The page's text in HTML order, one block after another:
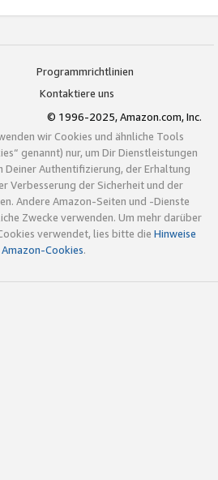
Programmrichtlinien
Kontaktiere uns
© 1996-2025, Amazon.com, Inc.
wir Cookies und ähnliche Tools
genannt) nur, um Dir Dienstleistungen
Deiner Authentifizierung, der Erhaltung
Verbesserung der Sicherheit und der
Andere Amazon-Seiten und -Dienste
Zwecke verwenden. Um mehr darüber
verwendet, lies bitte die Hinweise
Amazon-Cookies.